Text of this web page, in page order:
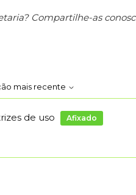
Compartilhe-as
mais recente
de uso Afixado